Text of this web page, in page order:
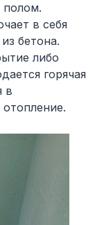
полом.
в себя
бетона.
либо
горячая
в